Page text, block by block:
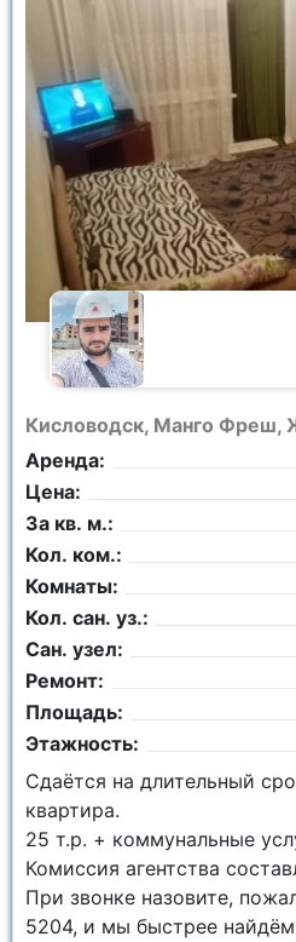
Кисловодск, Манго Фреш,
Аренда:
Цена:
За кв. м.:
Кол. ком.:
Комнаты:
Кол. сан. уз.:
Сан. узел:
Ремонт:
Площадь:
Этажность:
Сдаётся на длительный
квартира.
25 т.р. + коммунальные
Комиссия агентства
При звонке назовите,
5204, и мы быстрее